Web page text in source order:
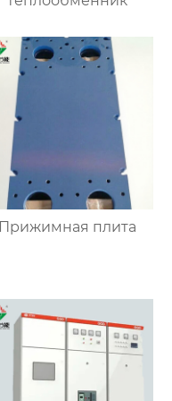
Прижимная плита